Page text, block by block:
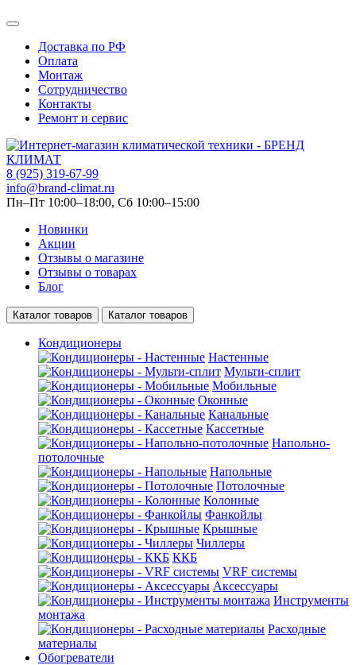
Доставка по РФ
Оплата
Монтаж
Сотрудничество
Контакты
Ремонт и сервис
8 (925) 319-67-99
info@brand-climat.ru
Пн–Пт 10:00–18:00, Сб 10:00–15:00
Новинки
Акции
Отзывы о магазине
Отзывы о товарах
Блог
Каталог товаров Каталог товаров
Кондиционеры
Настенные
Мульти-сплит
Мобильные
Оконные
Канальные
Кассетные
Напольно-
потолочные
Напольные
Потолочные
Колонные
Фанкойлы
Крышные
Чиллеры
ККБ
VRF системы
Аксессуары
Инструменты
монтажа
Расходные
материалы
Обогреватели